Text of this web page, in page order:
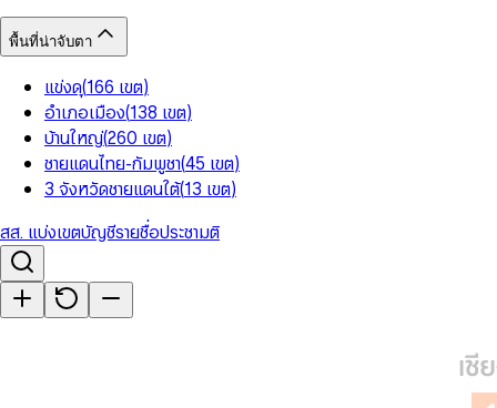
พื้นที่น่าจับตา
แข่งดุ(166 เขต)
อำเภอเมือง(138 เขต)
บ้านใหญ่(260 เขต)
ชายแดนไทย-กัมพูชา(45 เขต)
3 จังหวัดชายแดนใต้(13 เขต)
สส. แบ่งเขตบัญชีรายชื่อประชามติ